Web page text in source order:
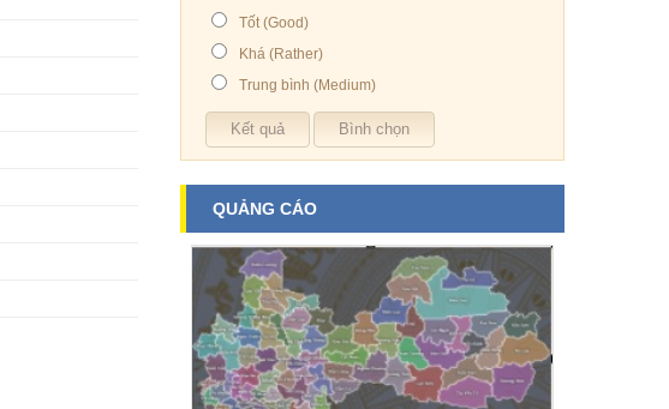
Tốt (Good)
Khá (Rather)
Trung bình (Medium)
QUẢNG CÁO